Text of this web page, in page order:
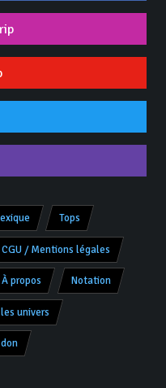
Tops
CGU / Mentions légales
À propos Notation
univers